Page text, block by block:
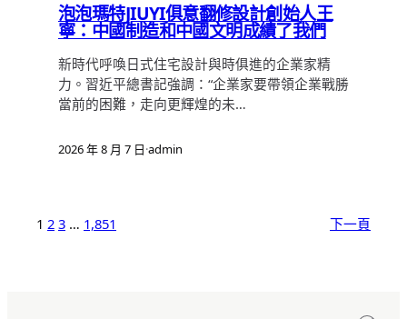
泡泡瑪特JIUYI俱意翻修設計創始人王
寧：中國制造和中國文明成績了我們
新時代呼喚日式住宅設計與時俱進的企業家精
力。習近平總書記強調：“企業家要帶領企業戰勝
當前的困難，走向更輝煌的未…
2026 年 8 月 7 日·admin
1 2 3 … 1,851 下一頁